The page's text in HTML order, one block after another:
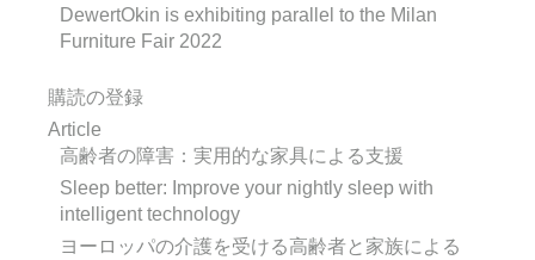
DewertOkin is exhibiting parallel to the Milan
Furniture Fair 2022
購読の登録
Article
高齢者の障害：実用的な家具による支援
Sleep better: Improve your nightly sleep with
intelligent technology
ヨーロッパの介護を受ける高齢者と家族による